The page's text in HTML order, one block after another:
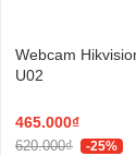
Webcam
U02
465.000₫
620.000₫ -25%